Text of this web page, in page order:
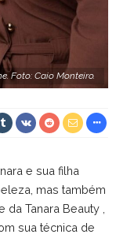
Foto: Caio Monteiro.
e sua filha
mas também
Tanara Beauty ,
sua técnica de